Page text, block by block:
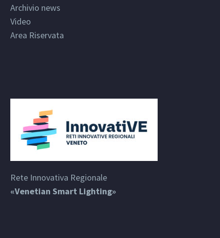
Archivio news
Video
Area Riservata
Rete Innovativa Regionale
«Venetian Smart Lighting»